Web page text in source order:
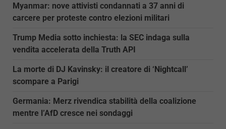
Myanmar: nove attivisti condannati a 37 anni di
carcere per proteste contro elezioni militari
Trump Media sotto inchiesta: la SEC indaga sulla
vendita accelerata della Truth API
La morte di DJ Kavinsky: il creatore di ‘Nightcall’
scompare a Parigi
Germania: Merz rivendica stabilità della coalizione
mentre l’AfD cresce nei sondaggi